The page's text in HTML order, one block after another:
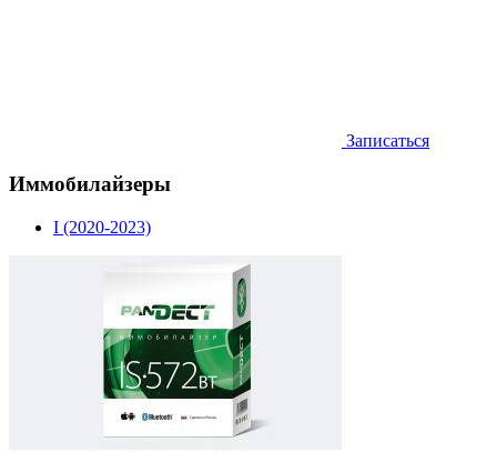
Записаться
Иммобилайзеры
I (2020-2023)